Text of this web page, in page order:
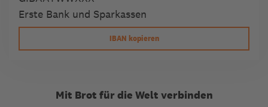
Erste Bank und Sparkassen
IBAN kopieren
Mit Brot für die Welt verbinden